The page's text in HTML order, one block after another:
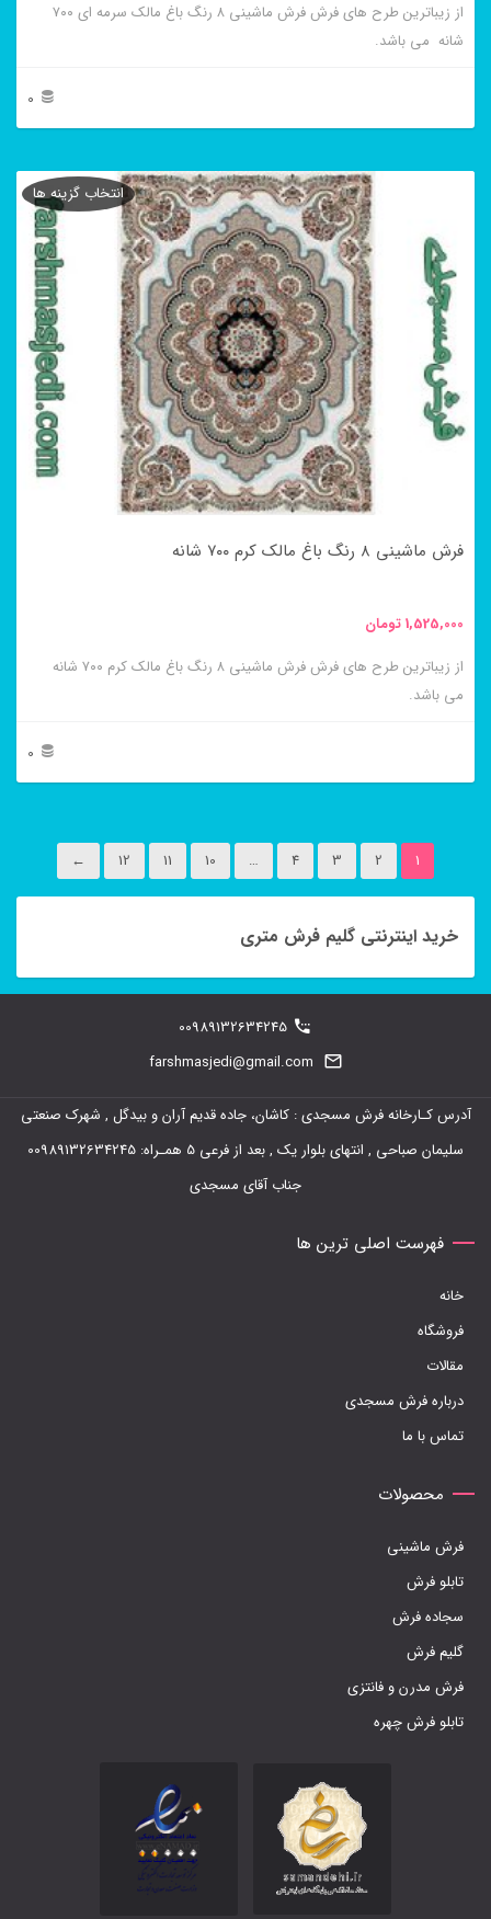
شوند
از زیباترین طرح های فرش فرش ماشینی ۸ رنگ باغ مالک سرمه ای ۷۰۰
شانه می باشد.
0
محصول
مختلفی
باشد.
گزینه
ها
صفحه
انتخاب
شوند
فرش ماشینی ۸ رنگ باغ مالک کرم ۷۰۰ شانه
1,525,000تومان
از زیباترین طرح های فرش فرش ماشینی ۸ رنگ باغ مالک کرم ۷۰۰ شانه
می باشد.
0
انتخاب گزینه ها
انواع
مختلفی
می
ممکن
است
محصول
انتخاب
شوند
1
2
3
4
…
10
11
12
←
خرید اینترنتی گلیم فرش متری
00989132634245
farshmasjedi@gmail.com
آدرس کـارخانه فرش مسجدی : کاشان، جاده قدیم آران و بیدگل , شهرک صنعتی
سلیمان صباحی , انتهای بلوار یک , بعد از فرعی 5 همـراه: 00989132634245
جناب آقای مسجدی
فهرست اصلی ترین ها
خانه
فروشگاه
مقالات
درباره فرش مسجدی
تماس با ما
محصولات
فرش ماشینی
تابلو فرش
سجاده فرش
گلیم فرش
فرش مدرن و فانتزی
تابلو فرش چهره